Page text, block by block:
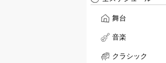
舞台
音楽
クラシック